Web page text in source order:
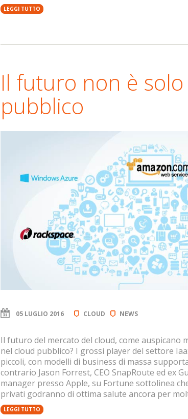
LEGGI TUTTO
Il futuro non è
pubblico
05 LUGLIO 2016 CLOUD NEWS
Il futuro del mercato del cloud, come auspicano
nel cloud pubblico? I grossi player del settore
piccoli, con modelli di business di massa
contrario Jason Forrest, CEO SnapRoute ed ex
manager presso Apple, su Fortune sottolinea
privati godranno di ottima salute ancora per
LEGGI TUTTO